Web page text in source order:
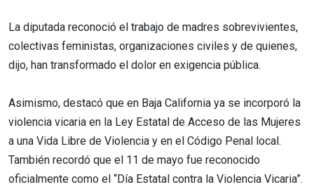
La diputada reconoció el trabajo de madres sobrevivientes,
colectivas feministas, organizaciones civiles y de quienes,
dijo, han transformado el dolor en exigencia pública.
Asimismo, destacó que en Baja California ya se incorporó la
violencia vicaria en la Ley Estatal de Acceso de las Mujeres
a una Vida Libre de Violencia y en el Código Penal local.
También recordó que el 11 de mayo fue reconocido
oficialmente como el “Día Estatal contra la Violencia Vicaria”.